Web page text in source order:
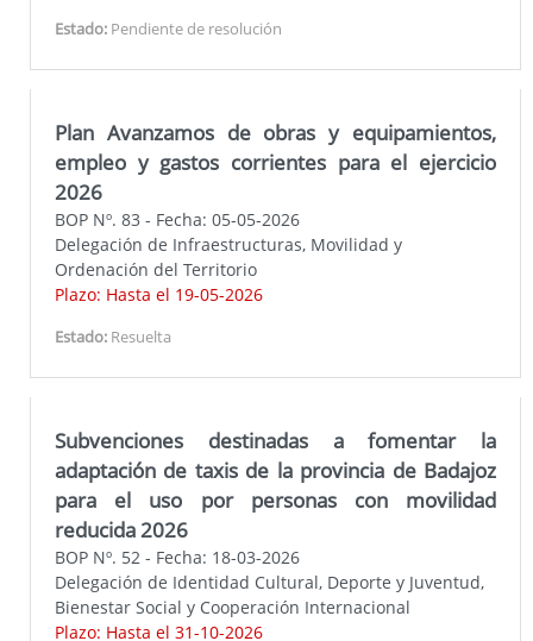
Estado: Pendiente de resolución
Plan Avanzamos de obras y equipamientos,
empleo y gastos corrientes para el ejercicio
2026
BOP Nº. 83 - Fecha: 05-05-2026
Delegación de Infraestructuras, Movilidad y
Ordenación del Territorio
Plazo: Hasta el 19-05-2026
Estado: Resuelta
Subvenciones destinadas a fomentar la
adaptación de taxis de la provincia de Badajoz
para el uso por personas con movilidad
reducida 2026
BOP Nº. 52 - Fecha: 18-03-2026
Delegación de Identidad Cultural, Deporte y Juventud,
Bienestar Social y Cooperación Internacional
Plazo: Hasta el 31-10-2026